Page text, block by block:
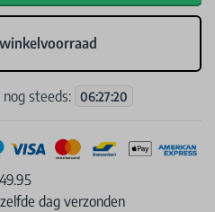
nog steeds: 06:27:20
dag verzonden